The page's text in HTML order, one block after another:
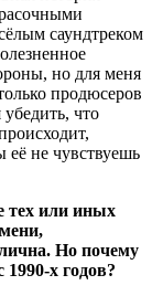
саундтреком
но для меня
продюсеров
убедить, что
её не чувствуешь
тех или иных
Но почему
х годов?